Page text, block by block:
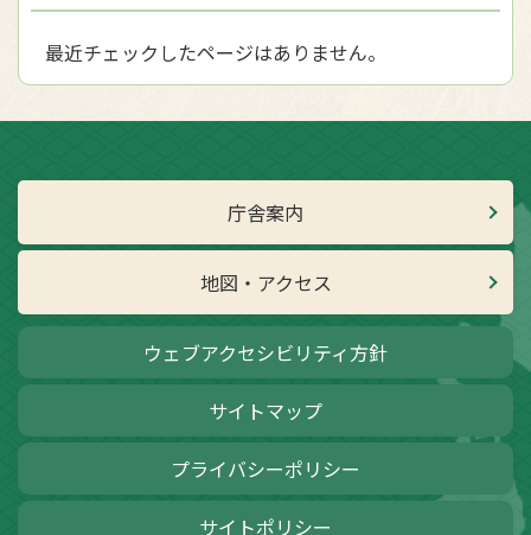
最近チェックしたページはありません。
庁舎案内
地図・アクセス
ウェブアクセシビリティ方針
サイトマップ
プライバシーポリシー
サイトポリシー